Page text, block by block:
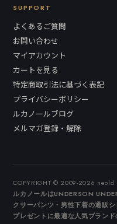
SUPPORT
よくあるご質問
お問い合わせ
マイアカウント
カートを見る
特定商取引法に基づく表記
プライバシーポリシー
ルカノールブログ
メルマガ登録・解除
COPYRIGHT © 2009-2026 neold
ルカノールはUNDERSON
クサーパンツ・男性下着の通販シ
プレゼントに最適な人気ブラン